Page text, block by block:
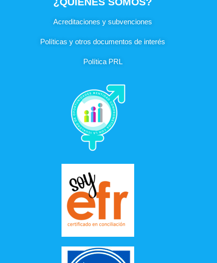
Acreditaciones y subvenciones
Políticas y otros documentos de interés
Política PRL